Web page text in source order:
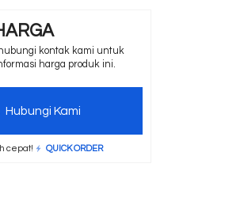
kontak kami untuk
harga produk ini.
Hubungi Kami
cepat!
QUICK ORDER